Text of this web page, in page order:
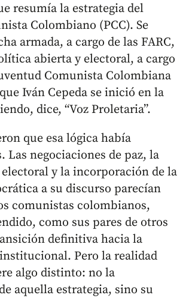
resumía la estrategia del
Colombiano (PCC). Se
armada, a cargo de las FARC,
abierta y electoral, a cargo
Comunista Colombiana
Iván Cepeda se inició en la
dice, “Voz Proletaria”.
que esa lógica había
Las negociaciones de paz, la
y la incorporación de la
a su discurso parecían
comunistas colombianos,
como sus pares de otros
definitiva hacia la
Pero la realidad
algo distinto: no la
aquella estrategia, sino su